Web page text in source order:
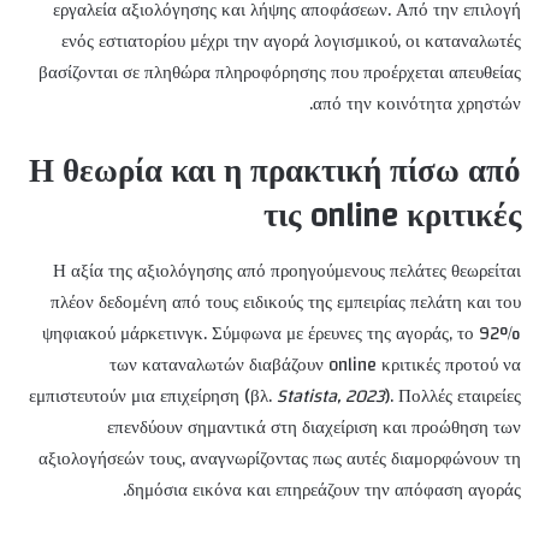
εργαλεία αξιολόγησης και λήψης αποφάσεων. Από την επιλογή
ενός εστιατορίου μέχρι την αγορά λογισμικού, οι καταναλωτές
βασίζονται σε πληθώρα πληροφόρησης που προέρχεται απευθείας
από την κοινότητα χρηστών.
Η θεωρία και η πρακτική πίσω από
τις online κριτικές
Η αξία της αξιολόγησης από προηγούμενους πελάτες θεωρείται
πλέον δεδομένη από τους ειδικούς της εμπειρίας πελάτη και του
ψηφιακού μάρκετινγκ. Σύμφωνα με έρευνες της αγοράς, το 92%
των καταναλωτών διαβάζουν online κριτικές προτού να
εμπιστευτούν μια επιχείρηση (βλ.Statista, 2023). Πολλές εταιρείες
επενδύουν σημαντικά στη διαχείριση και προώθηση των
αξιολογήσεών τους, αναγνωρίζοντας πως αυτές διαμορφώνουν τη
δημόσια εικόνα και επηρεάζουν την απόφαση αγοράς.